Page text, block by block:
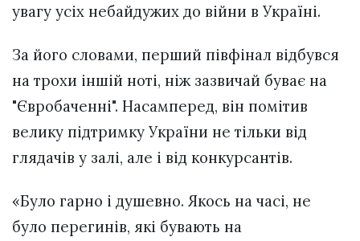
увагу усіх небайдужих до війни в Україні.
За його словами, перший півфінал відбувся
на трохи іншій ноті, ніж зазвичай буває на
"Євробаченні". Насамперед, він помітив
велику підтримку України не тільки від
глядачів у залі, але і від конкурсантів.
«Було гарно і душевно. Якось на часі, не
було перегинів, які бувають на